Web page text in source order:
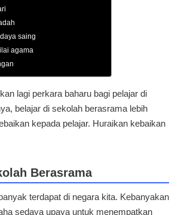
saing
agama
lagi perkara baharu bagi pelajar di
belajar di sekolah berasrama lebih
kepada pelajar. Huraikan kebaikan
Berasrama
terdapat di negara kita. Kebanyakan
sedaya upaya untuk menempatkan